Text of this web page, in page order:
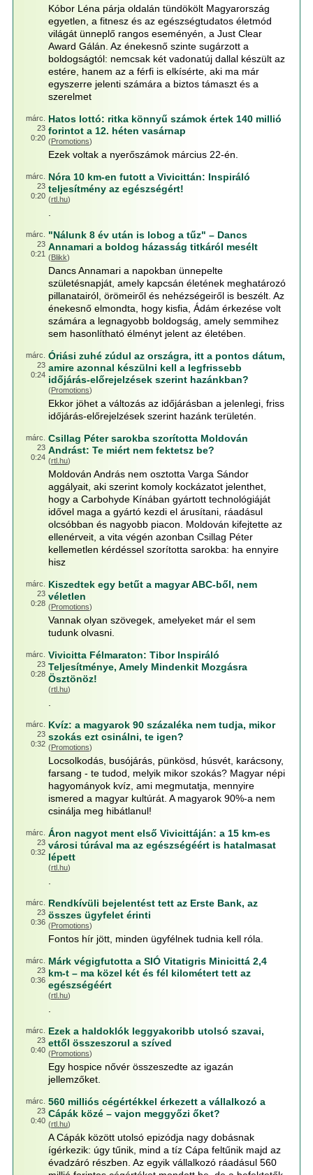
Kóbor Léna párja oldalán tündökölt Magyarország
egyetlen, a fitnesz és az egészségtudatos életmód
világát ünneplő rangos eseményén, a Just Clear
Award Gálán. Az énekesnő szinte sugárzott a
boldogságtól: nemcsak két vadonatúj dallal készült az
estére, hanem az a férfi is elkísérte, aki ma már
egyszerre jelenti számára a biztos támaszt és a
szerelmet
márc.
23
0:20
Hatos lottó: ritka könnyű számok értek 140 millió
forintot a 12. héten vasárnap
(Promotions)
Ezek voltak a nyerőszámok március 22-én.
márc.
23
0:20
Nóra 10 km-en futott a Vivicittán: Inspiráló
teljesítmény az egészségért!
(rtl.hu)
márc.
23
0:21
"Nálunk 8 év után is lobog a tűz" – Dancs
Annamari a boldog házasság titkáról mesélt
(Blikk)
Dancs Annamari a napokban ünnepelte
születésnapját, amely kapcsán életének meghatározó
pillanatairól, örömeiről és nehézségeiről is beszélt. Az
énekesnő elmondta, hogy kisfia, Ádám érkezése volt
számára a legnagyobb boldogság, amely semmihez
sem hasonlítható élményt jelent az életében.
márc.
23
0:24
Óriási zuhé zúdul az országra, itt a pontos dátum,
amire azonnal készülni kell a legfrissebb
időjárás-előrejelzések szerint hazánkban?
(Promotions)
Ekkor jöhet a változás az időjárásban a jelenlegi, friss
időjárás-előrejelzések szerint hazánk területén.
márc.
23
0:24
Csillag Péter sarokba szorította Moldován
Andrást: Te miért nem fektetsz be?
(rtl.hu)
Moldován András nem osztotta Varga Sándor
aggályait, aki szerint komoly kockázatot jelenthet,
hogy a Carbohyde Kínában gyártott technológiáját
idővel maga a gyártó kezdi el árusítani, ráadásul
olcsóbban és nagyobb piacon. Moldován kifejtette az
ellenérveit, a vita végén azonban Csillag Péter
kellemetlen kérdéssel szorította sarokba: ha ennyire
hisz
márc.
23
0:28
Kiszedtek egy betűt a magyar ABC-ből, nem
véletlen
(Promotions)
Vannak olyan szövegek, amelyeket már el sem
tudunk olvasni.
márc.
23
0:28
Vivicitta Félmaraton: Tibor Inspiráló
Teljesítménye, Amely Mindenkit Mozgásra
Ösztönöz!
(rtl.hu)
márc.
23
0:32
Kvíz: a magyarok 90 százaléka nem tudja, mikor
szokás ezt csinálni, te igen?
(Promotions)
Locsolkodás, busójárás, pünkösd, húsvét, karácsony,
farsang - te tudod, melyik mikor szokás? Magyar népi
hagyományok kvíz, ami megmutatja, mennyire
ismered a magyar kultúrát. A magyarok 90%-a nem
csinálja meg hibátlanul!
márc.
23
0:32
Áron nagyot ment első Vivicittáján: a 15 km-es
városi túrával ma az egészségéért is hatalmasat
lépett
(rtl.hu)
márc.
23
0:36
Rendkívüli bejelentést tett az Erste Bank, az
összes ügyfelet érinti
(Promotions)
Fontos hír jött, minden ügyfélnek tudnia kell róla.
márc.
23
0:36
Márk végigfutotta a SIÓ Vitatigris Minicittá 2,4
km-t – ma közel két és fél kilométert tett az
egészségéért
(rtl.hu)
márc.
23
0:40
Ezek a haldoklók leggyakoribb utolsó szavai,
ettől összeszorul a szíved
(Promotions)
Egy hospice nővér összeszedte az igazán
jellemzőket.
márc.
23
0:40
560 milliós cégértékkel érkezett a vállalkozó a
Cápák közé – vajon meggyőzi őket?
(rtl.hu)
A Cápák között utolsó epizódja nagy dobásnak
ígérkezik: úgy tűnik, mind a tíz Cápa feltűnik majd az
évadzáró részben. Az egyik vállalkozó ráadásul 560